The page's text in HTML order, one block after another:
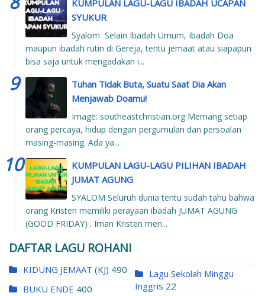
KUMPULAN LAGU-LAGU IBADAH UCAPAN
SYUKUR
Syalom Selain Ibadah Umum, Ibadah Doa
maupun ibadah rutin di Gereja, tentu jemaat atau siapapun
bisa saja untuk mengadakan i...
Tuhan Tidak Buta, Suatu Saat Dia Akan
Menjawab Doamu!
Image: southeastchristian.org Memang setiap
orang percaya, hidup dengan pergumulan dan persoalan
masing-masing. Ada ya...
KUMPULAN LAGU-LAGU PILIHAN IBADAH
JUMAT AGUNG
SYALOM Seluruh dunia tentu sudah tahu bahwa
orang Kristen memiliki perayaan ibadah JUMAT AGUNG
(GOOD FRIDAY) . Iman Kristen men...
DAFTAR LAGU ROHANI
KIDUNG JEMAAT (KJ) 490
BUKU ENDE 400
Lagu Sekolah Minggu
Inggris 22